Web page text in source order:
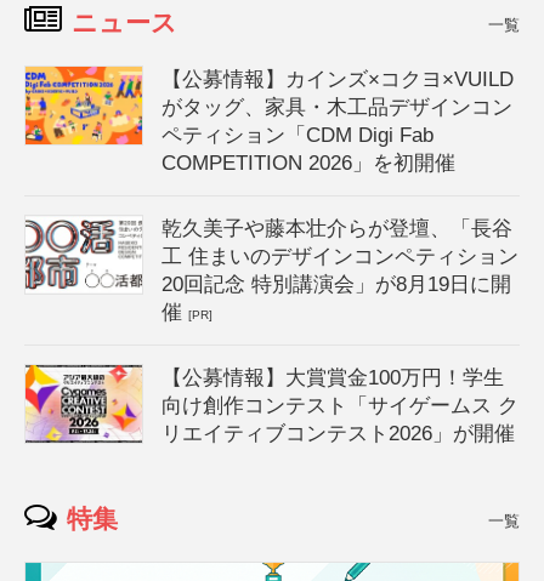
ニュース 一覧
【公募情報】カインズ×コクヨ×VUILD
がタッグ、家具・木工品デザインコン
ペティション「CDM Digi Fab
COMPETITION 2026」を初開催
乾久美子や藤本壮介らが登壇、「長谷
工 住まいのデザインコンペティション
20回記念 特別講演会」が8月19日に開
催[PR]
【公募情報】大賞賞金100万円！学生
向け創作コンテスト「サイゲームス ク
リエイティブコンテスト2026」が開催
特集 一覧